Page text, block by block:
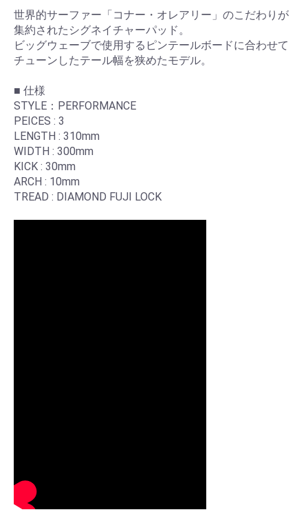
世界的サーファー「コナー・オレアリー」のこだわりが
集約されたシグネイチャーパッド。
ビッグウェーブで使用するピンテールボードに合わせて
チューンしたテール幅を狭めたモデル。
■ 仕様
STYLE：PERFORMANCE
PEICES : 3
LENGTH : 310mm
WIDTH : 300mm
KICK : 30mm
ARCH : 10mm
TREAD : DIAMOND FUJI LOCK